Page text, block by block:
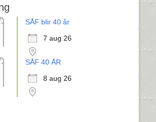
SÅF blir 40 år
7 aug 26
SÅF 40 ÅR
8 aug 26